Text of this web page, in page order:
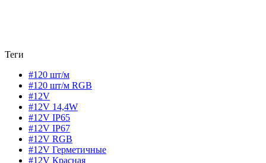
Теги
#120 шт/м
#120 шт/м RGB
#12V
#12V 14,4W
#12V IP65
#12V IP67
#12V RGB
#12V Герметичные
#12V Красная